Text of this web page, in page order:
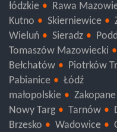
Żary
Wschowa
łódzkie
Rawa
Kutno
Skierniewice
Wieluń
Sieradz
Tomaszów Mazowiecki
Bełchatów
Piotrków
Pabianice
Łódź
małopolskie
Zakopane
Nowy Targ
Tarnów